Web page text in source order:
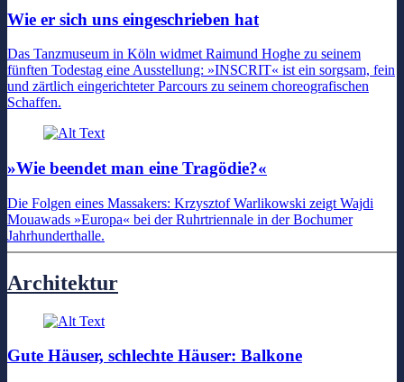
Wie er sich uns eingeschrieben hat
Das Tanzmuseum in Köln widmet Raimund Hoghe zu seinem
fünften Todestag eine Ausstellung: »INSCRIT« ist ein sorgsam, fein
und zärtlich eingerichteter Parcours zu seinem choreografischen
Schaffen.
»Wie beendet man eine Tragödie?«
Die Folgen eines Massakers: Krzysztof Warlikowski zeigt Wajdi
Mouawads »Europa« bei der Ruhrtriennale in der Bochumer
Jahrhunderthalle.
Architektur
Gute Häuser, schlechte Häuser: Balkone